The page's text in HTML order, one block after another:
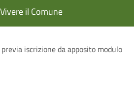
Vivere il Comune
iscrizione da apposito modulo